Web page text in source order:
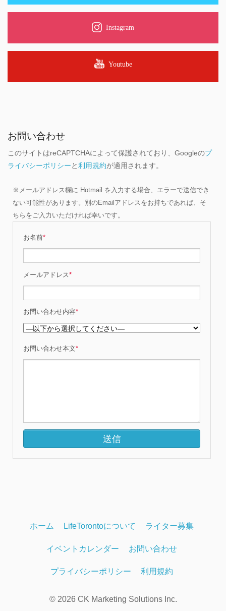
Instagram
Youtube
お問い合わせ
このサイトはreCAPTCHAによって保護されており、Googleのプ
ライバシーポリシーと利用規約が適用されます。
※メールアドレス欄に Hotmail を入力する場合、エラーで送信でき
ない可能性があります。別のEmailアドレスをお持ちであれば、そ
ちらをご入力いただければ幸いです。
お名前*
メールアドレス*
お問い合わせ内容*
お問い合わせ本文*
ホーム LifeTorontoについて ライター募集
イベントカレンダー お問い合わせ
プライバシーポリシー 利用規約
© 2026 CK Marketing Solutions Inc.